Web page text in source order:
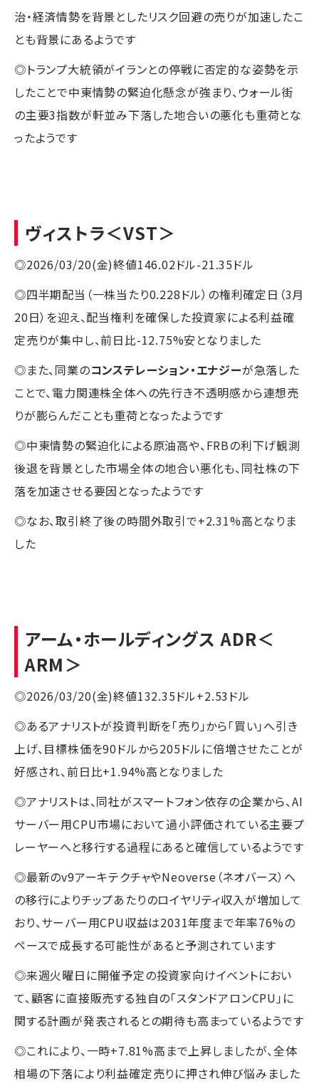
治・経済情勢を背景としたリスク回避の売りが加速したこ
とも背景にあるようです
◎トランプ大統領がイランとの停戦に否定的な姿勢を示
したことで中東情勢の緊迫化懸念が強まり、ウォール街
の主要3指数が軒並み下落した地合いの悪化も重荷とな
ったようです
ヴィストラ＜VST＞
◎2026/03/20(金)終値146.02ドル-21.35ドル
◎四半期配当（一株当たり0.228ドル）の権利確定日（3月
20日）を迎え、配当権利を確保した投資家による利益確
定売りが集中し、前日比-12.75%安となりました
◎また、同業のコンステレーション・エナジーが急落した
ことで、電力関連株全体への先行き不透明感から連想売
りが膨らんだことも重荷となったようです
◎中東情勢の緊迫化による原油高や、FRBの利下げ観測
後退を背景とした市場全体の地合い悪化も、同社株の下
落を加速させる要因となったようです
◎なお、取引終了後の時間外取引で+2.31%高となりま
した
アーム・ホールディングス ADR＜
ARM＞
◎2026/03/20(金)終値132.35ドル+2.53ドル
◎あるアナリストが投資判断を「売り」から「買い」へ引き
上げ、目標株価を90ドルから205ドルに倍増させたことが
好感され、前日比+1.94%高となりました
◎アナリストは、同社がスマートフォン依存の企業から、AI
サーバー用CPU市場において過小評価されている主要プ
レーヤーへと移行する過程にあると確信しているようです
◎最新のv9アーキテクチャやNeoverse（ネオバース）へ
の移行によりチップあたりのロイヤリティ収入が増加して
おり、サーバー用CPU収益は2031年度まで年率76%の
ペースで成長する可能性があると予測されています
◎来週火曜日に開催予定の投資家向けイベントにおい
て、顧客に直接販売する独自の「スタンドアロンCPU」に
関する計画が発表されるとの期待も高まっているようです
◎これにより、一時+7.81%高まで上昇しましたが、全体
相場の下落により利益確定売りに押され伸び悩みました